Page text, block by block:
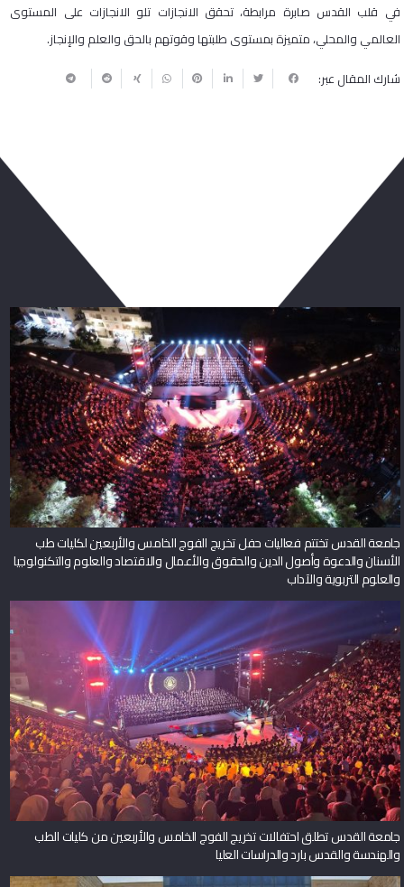
في قلب القدس صابرة مرابطة، تحقق الانجازات تلو الانجازات على المستوى
العالمي والمحلي، متميزة بمستوى طلبتها وقوتهم بالحق والعلم والإنجاز.
شارك المقال عبر:
جامعة القدس تختتم فعاليات حفل تخريج الفوج الخامس والأربعين لكليات طب
الأسنان والدعوة وأصول الدين والحقوق والأعمال والاقتصاد والعلوم والتكنولوجيا
والعلوم التربوية والآداب
جامعة القدس تطلق احتفالات تخريج الفوج الخامس والأربعين من كليات الطب
والهندسة والقدس بارد والدراسات العليا